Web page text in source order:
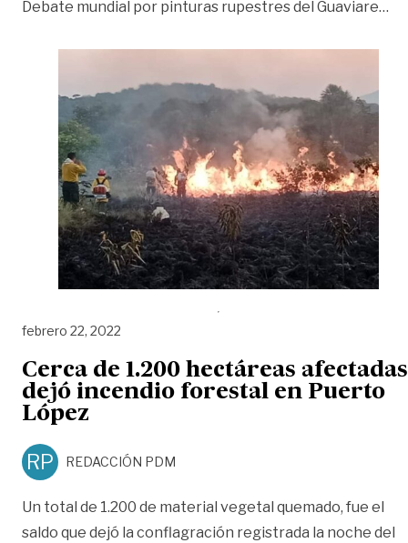
Debate mundial por pinturas rupestres del Guaviare…
febrero 22, 2022
Cerca de 1.200 hectáreas afectadas
dejó incendio forestal en Puerto
López
RP REDACCIÓN PDM
Un total de 1.200 de material vegetal quemado, fue el
saldo que dejó la conflagración registrada la noche del